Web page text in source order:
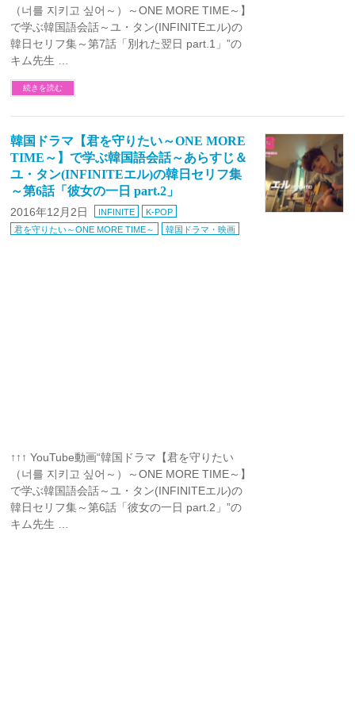
（너를 지키고 싶어～）～ONE MORE TIME～】
で学ぶ韓国語会話～ユ・タン(INFINITEエル)の
韓日セリフ集～第7話「別れた翌日 part.1」”の
キム先生 …
続きを読む
韓国ドラマ【君を守りたい～ONE MORE
TIME～】で学ぶ韓国語会話～あらすじ＆
ユ・タン(INFINITEエル)の韓日セリフ集
～第6話「彼女の一日 part.2」
2016年12月2日 INFINITE
K-POP
君を守りたい～ONE MORE TIME～
韓国ドラマ・映画
↑↑↑ YouTube動画“韓国ドラマ【君を守りたい
（너를 지키고 싶어～）～ONE MORE TIME～】
で学ぶ韓国語会話～ユ・タン(INFINITEエル)の
韓日セリフ集～第6話「彼女の一日 part.2」”の
キム先生 …